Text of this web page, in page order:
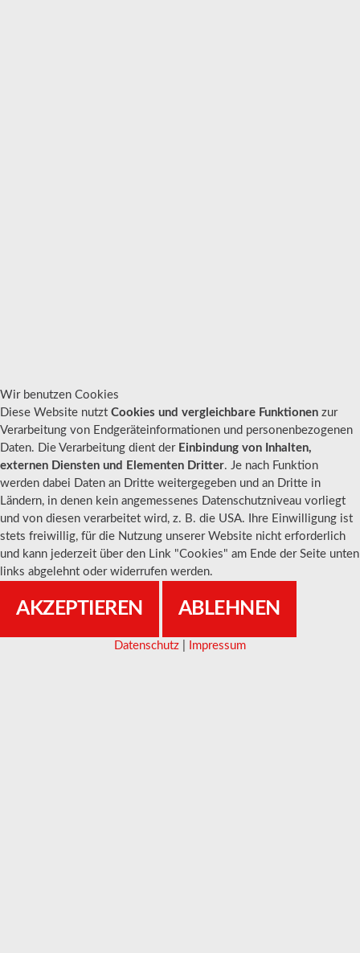
Wir benutzen Cookies
Diese Website nutzt Cookies und vergleichbare Funktionen zur
Verarbeitung von Endgeräteinformationen und personenbezogenen
Daten. Die Verarbeitung dient der Einbindung von Inhalten,
externen Diensten und Elementen Dritter. Je nach Funktion
werden dabei Daten an Dritte weitergegeben und an Dritte in
Ländern, in denen kein angemessenes Datenschutzniveau vorliegt
und von diesen verarbeitet wird, z. B. die USA. Ihre Einwilligung ist
stets freiwillig, für die Nutzung unserer Website nicht erforderlich
und kann jederzeit über den Link "Cookies" am Ende der Seite unten
links abgelehnt oder widerrufen werden.
AKZEPTIEREN ABLEHNEN
Datenschutz Impressum